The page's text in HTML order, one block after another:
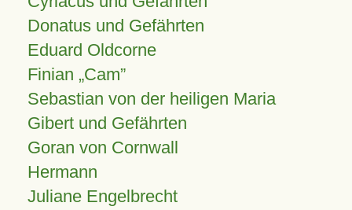
Donatus und Gefährten
Eduard Oldcorne
Finian Cam
Sebastian von der heiligen Maria
Gibert und Gefährten
Goran von Cornwall
Hermann
Juliane Engelbrecht